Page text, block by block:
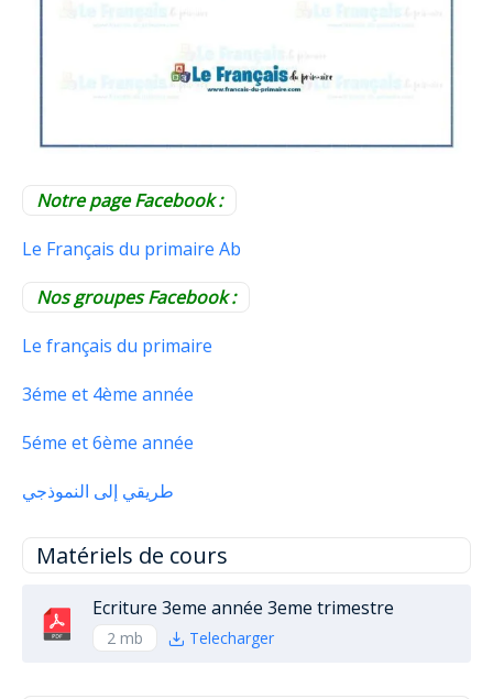
Notre page Facebook :
Le Français du primaire Ab
Nos groupes Facebook :
Le français du primaire
3éme et 4ème année
5éme et 6ème année
طريقي إلى النموذجي
Matériels de cours
Ecriture 3eme année 3eme trimestre
2 mb Telecharger